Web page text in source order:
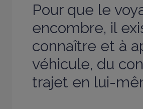
Pour que le
encombre, il
connaître et à
véhicule, du
trajet en lui-